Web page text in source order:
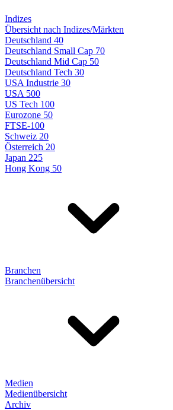
Indizes
Übersicht nach Indizes/Märkten
Deutschland 40
Deutschland Small Cap 70
Deutschland Mid Cap 50
Deutschland Tech 30
USA Industrie 30
USA 500
US Tech 100
Eurozone 50
FTSE-100
Schweiz 20
Österreich 20
Japan 225
Hong Kong 50
Branchen
Branchenübersicht
Medien
Medienübersicht
Archiv